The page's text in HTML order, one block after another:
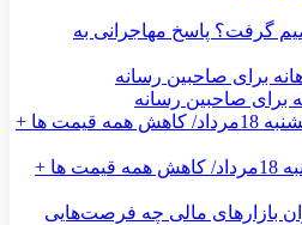
گرفت؟ پاسخ مهاجرانی به
برای صاحبین رسانه
قیمت طلا و سکه امروز یکشنبه 18مرداد/ کاهش همه قیمت ها +